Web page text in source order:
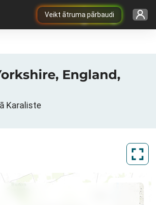
Veikt ātruma pārbaudi
England,
Karaliste